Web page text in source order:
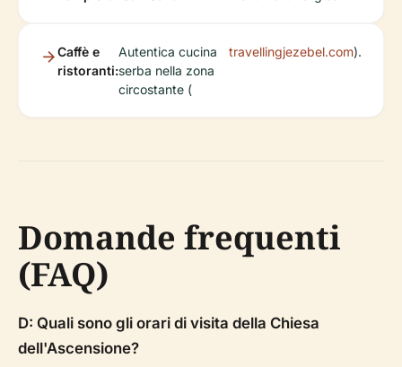
Caffè e
ristoranti:
Autentica cucina
serba nella zona
circostante (
travellingjezebel.com).
Domande frequenti
(FAQ)
D: Quali sono gli orari di visita della Chiesa
dell'Ascensione?